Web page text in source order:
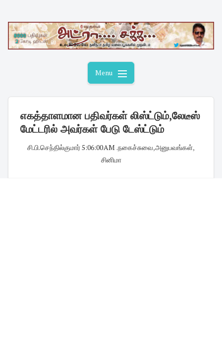
content
Menu
எகத்தாளமான பதிவர்கள் லிஸ்ட்டும்,லேடீஸ்
மேட்டரில் அவர்கள் பேடு டேஸ்ட்டும்
சி.பி.செந்தில்குமார்5:06:00 AM .நகைச்சுவை,அனுபவங்கள்,
சினிமா